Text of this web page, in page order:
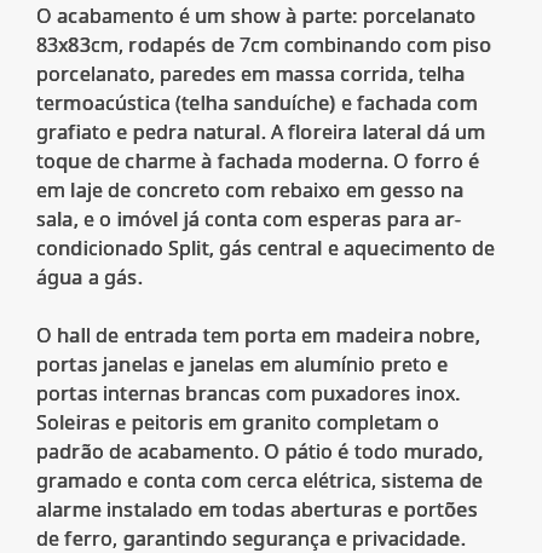
O acabamento é um show à parte: porcelanato
83x83cm, rodapés de 7cm combinando com piso
porcelanato, paredes em massa corrida, telha
termoacústica (telha sanduíche) e fachada com
grafiato e pedra natural. A floreira lateral dá um
toque de charme à fachada moderna. O forro é
em laje de concreto com rebaixo em gesso na
sala, e o imóvel já conta com esperas para ar-
condicionado Split, gás central e aquecimento de
água a gás.
O hall de entrada tem porta em madeira nobre,
portas janelas e janelas em alumínio preto e
portas internas brancas com puxadores inox.
Soleiras e peitoris em granito completam o
padrão de acabamento. O pátio é todo murado,
gramado e conta com cerca elétrica, sistema de
alarme instalado em todas aberturas e portões
de ferro, garantindo segurança e privacidade.